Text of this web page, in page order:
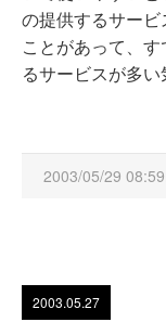
の提供するサー
ことがあって、
るサービスが多い
2003/05/29
2003.05.27